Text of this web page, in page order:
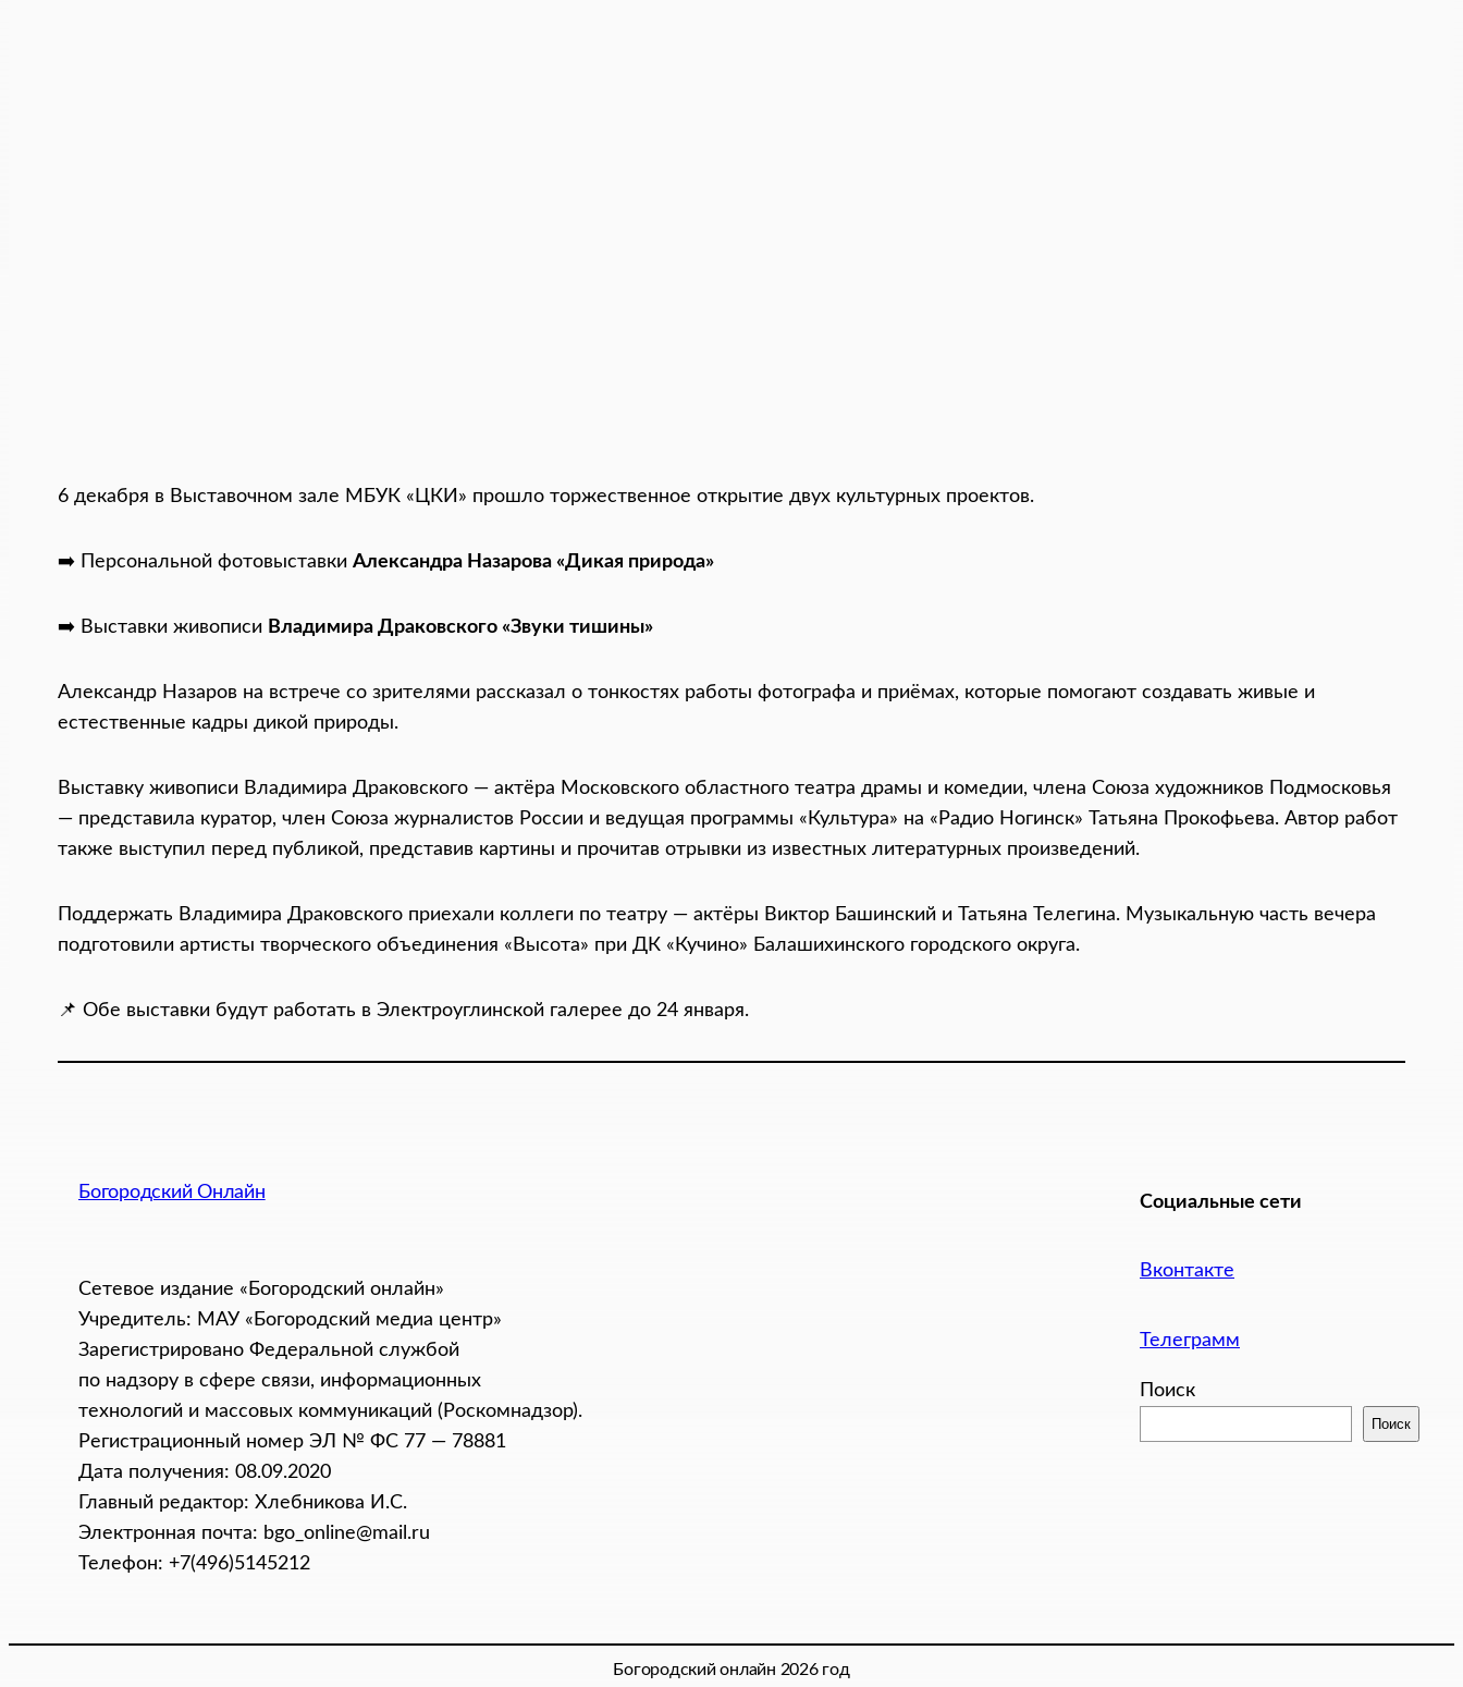
6 декабря в Выставочном зале МБУК «ЦКИ» прошло торжественное открытие двух культурных проектов.
➡️ Персональной фотовыставкиАлександра Назарова «Дикая природа»
➡️ Выставки живописи Владимира Драковского «Звуки тишины»
Александр Назаров на встрече со зрителями рассказал о тонкостях работы фотографа и приёмах, которые помогают создавать живые и
естественные кадры дикой природы.
Выставку живописи Владимира Драковского — актёра Московского областного театра драмы и комедии, члена Союза художников Подмосковья
— представила куратор, член Союза журналистов России и ведущая программы «Культура» на «Радио Ногинск» Татьяна Прокофьева. Автор работ
также выступил перед публикой, представив картины и прочитав отрывки из известных литературных произведений.
Поддержать Владимира Драковского приехали коллеги по театру — актёры Виктор Башинский и Татьяна Телегина. Музыкальную часть вечера
подготовили артисты творческого объединения «Высота» при ДК «Кучино» Балашихинского городского округа.
📌 Обе выставки будут работать в Электроуглинской галерее до 24 января.
Богородский Онлайн
Сетевое издание «Богородский онлайн»
Учредитель: МАУ «Богородский медиа центр»
Зарегистрировано Федеральной службой
по надзору в сфере связи, информационных
технологий и массовых коммуникаций (Роскомнадзор).
Регистрационный номер ЭЛ № ФС 77 — 78881
Дата получения: 08.09.2020
Главный редактор: Хлебникова И.C.
Электронная почта: bgo_online@mail.ru
Телефон: +7(496)5145212
Социальные сети
Вконтакте
Телеграмм
Поиск
Поиск
Богородский онлайн 2026 год